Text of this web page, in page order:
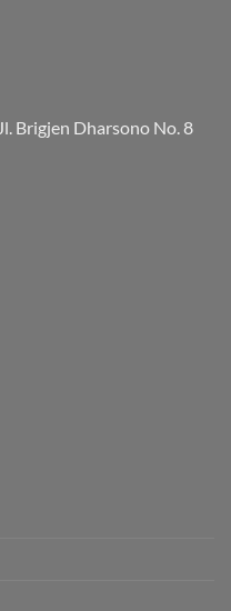
Jl. Brigjen Dharsono No. 8